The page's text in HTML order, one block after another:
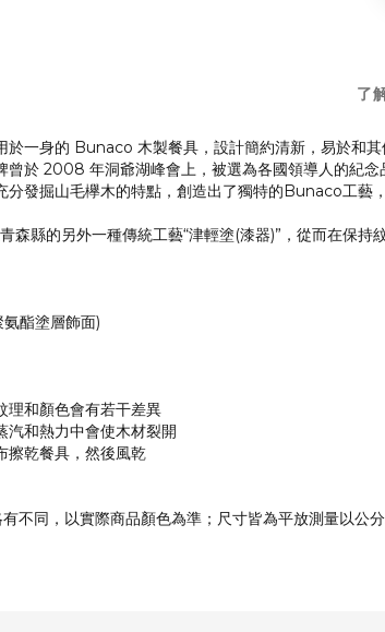
了
於一身的 Bunaco 木製餐具，設計簡約清新，易於和
於 2008 年洞爺湖峰會上，被選為各國領導人的紀念
分發掘山毛欅木的特點，創造出了獨特的Bunaco工
縣的另外一種傳統工藝“津輕塗(漆器)”，從而在保
酯塗層飾面)
理和顏色會有若干差異
汽和熱力中會使木材裂開
擦乾餐具，然後風乾
不同，以實際商品顏色為準；尺寸皆為平放測量以公